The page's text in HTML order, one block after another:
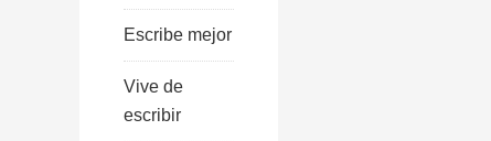
Escribe mejor
Vive de
escribir